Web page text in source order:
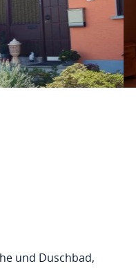
und Duschbad,